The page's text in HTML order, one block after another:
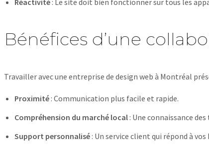
Bénéfices d’une
Travailler avec une entreprise de design web à Montréal
Proximité: Communication plus facile et rapide.
Compréhension du marché local: Une connaissance
Support personnalisé: Un service client qui répond à vos